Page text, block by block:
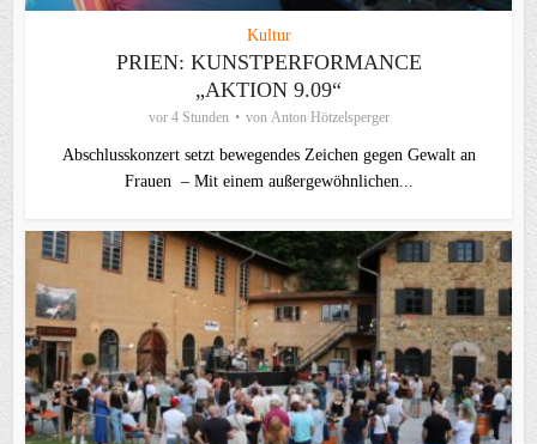
Kultur
PRIEN: KUNSTPERFORMANCE
„AKTION 9.09“
vor 4 Stunden von Anton Hötzelsperger
Abschlusskonzert setzt bewegendes Zeichen gegen Gewalt an
Frauen – Mit einem außergewöhnlichen...